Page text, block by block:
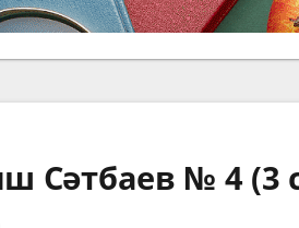
Сәтбаев № 4 (3